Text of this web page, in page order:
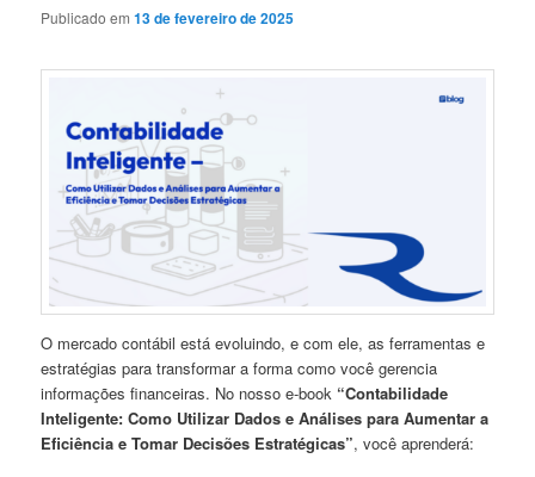
Publicado em13 de fevereiro de 2025
O mercado contábil está evoluindo, e com ele, as ferramentas e
estratégias para transformar a forma como você gerencia
informações financeiras. No nosso e-book “Contabilidade
Inteligente: Como Utilizar Dados e Análises para Aumentar a
Eficiência e Tomar Decisões Estratégicas”, você aprenderá: